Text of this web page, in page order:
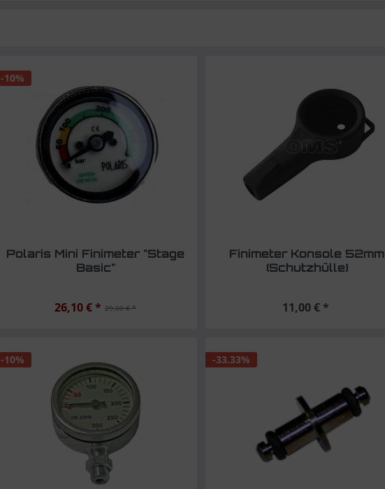
-10%
Polaris Mini Finimeter "Stage
Basic"
29,00 € *
26,10 € *
Finimeter Konsole 52mm
(Schutzhülle)
11,00 € *
-10% -33.33%